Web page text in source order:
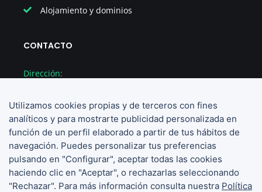
Alojamiento y dominios
CONTACTO
Dirección:
Teléfono:
(+34) 936 673 126
Email:
hola@develona.com
Utilizamos cookies propias y de terceros con fines
analíticos y para mostrarte publicidad personalizada en
función de un perfil elaborado a partir de tus hábitos de
navegación. Puedes personalizar tus preferencias
pulsando en "Configurar", aceptar todas las cookies
haciendo clic en "Aceptar", o rechazarlas seleccionando
"Rechazar". Para más información consulta nuestra Política